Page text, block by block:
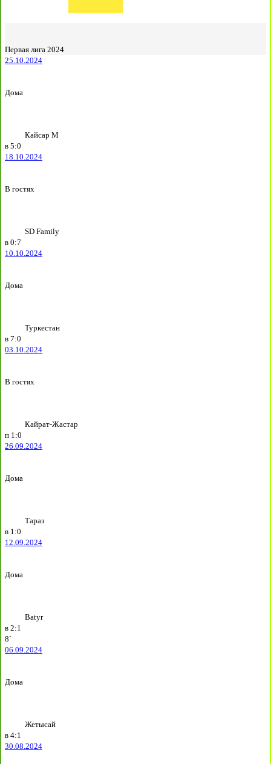
Первая лига 2024
25.10.2024
Дома
Кайсар М
в 5:0
18.10.2024
В гостях
SD Family
в 0:7
10.10.2024
Дома
Туркестан
в 7:0
03.10.2024
В гостях
Кайрат-Жастар
п 1:0
26.09.2024
Дома
Тараз
в 1:0
12.09.2024
Дома
Batyr
в 2:1
8`
06.09.2024
Дома
Жетысай
в 4:1
30.08.2024